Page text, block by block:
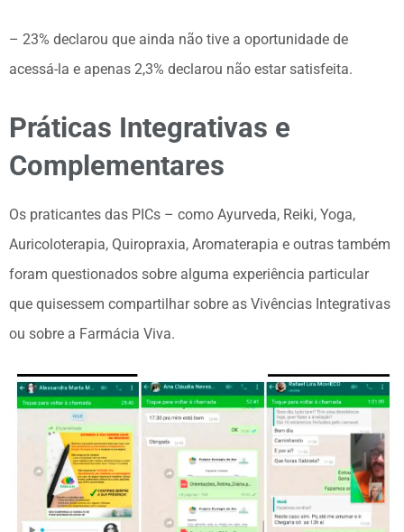
– 23% declarou que ainda não tive a oportunidade de
acessá-la e apenas 2,3% declarou não estar satisfeita.
Práticas Integrativas e
Complementares
Os praticantes das PICs – como Ayurveda, Reiki, Yoga,
Auricoloterapia, Quiropraxia, Aromaterapia e outras também
foram questionados sobre alguma experiência particular
que quisessem compartilhar sobre as Vivências Integrativas
ou sobre a Farmácia Viva.